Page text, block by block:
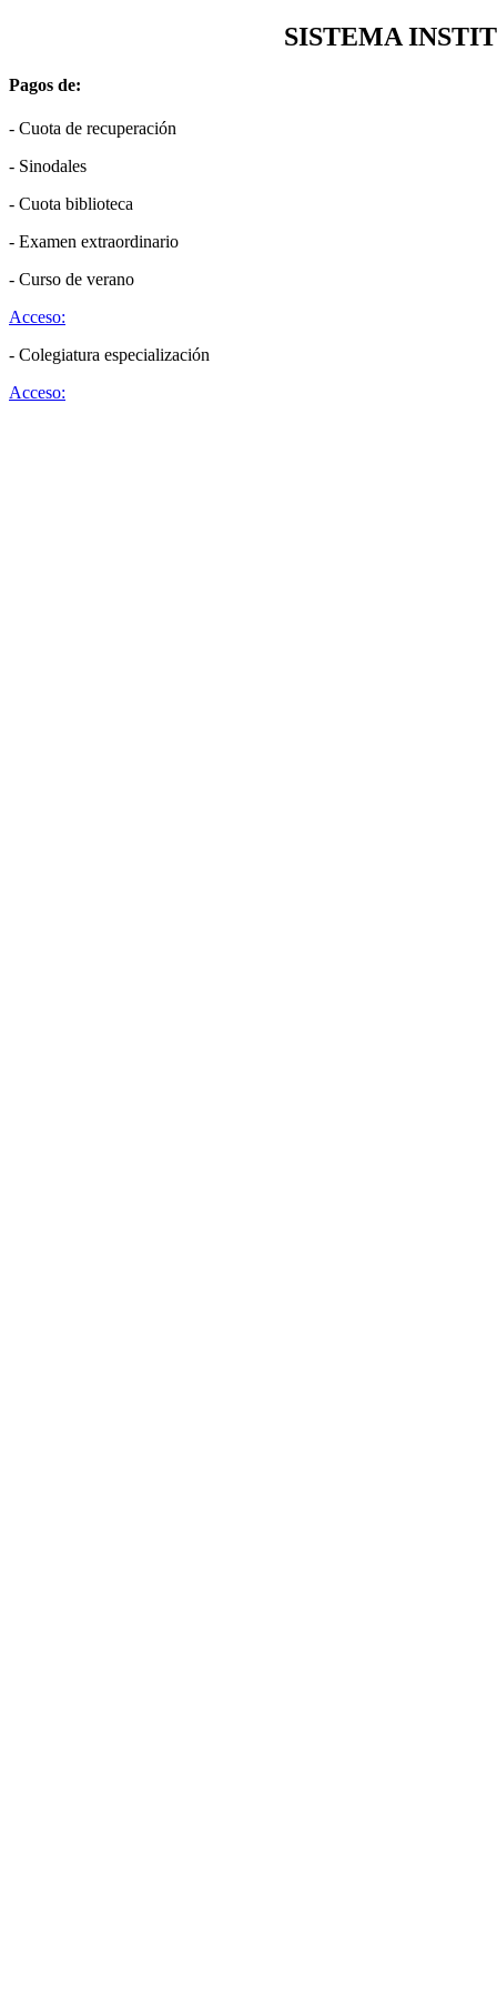
SISTEMA
Pagos de:
- Cuota de recuperación
- Sinodales
- Cuota biblioteca
- Examen extraordinario
- Curso de verano
Acceso:
- Colegiatura especialización
Acceso: